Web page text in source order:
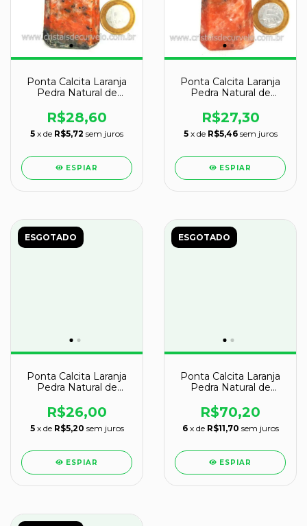
Ponta Calcita Laranja
Pedra Natural de
R$28,60
5 x de R$5,72 sem juros
ESPIAR
Ponta Calcita Laranja
Pedra Natural de
R$27,30
5 x de R$5,46 sem juros
ESPIAR
ESGOTADO
Ponta Calcita Laranja
Pedra Natural de
R$26,00
5 x de R$5,20 sem juros
ESPIAR
ESGOTADO
Ponta Calcita Laranja
Pedra Natural de
R$70,20
6 x de R$11,70 sem juros
ESPIAR